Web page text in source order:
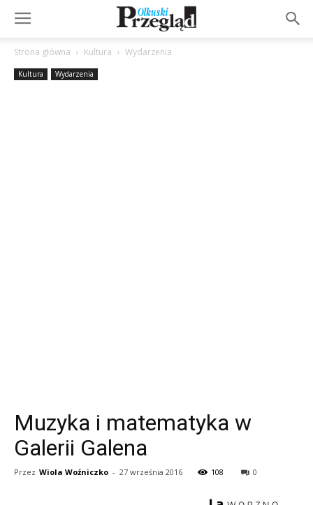
Strona główna Kultura Wydarzenia
Kultura Wydarzenia
Muzyka i matematyka w
Galerii Galena
Przez Wiola Woźniczko - 27 września 2016 108 0